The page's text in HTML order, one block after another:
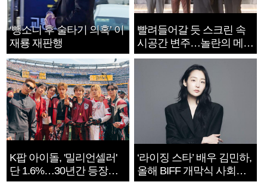
‘뺑소니 후 술타기 의혹’ 이
재룡 재판행
빨려들어갈 듯 스크린 속
시공간 변주…놀란의 메시
지는 ‘전쟁 속죄’
K팝 아이돌, '밀리언셀러'
단 1.6%…30년간 등장
1182개팀 전수조사
‘라이징 스타’ 배우 김민하,
올해 BIFF 개막식 사회자
확정